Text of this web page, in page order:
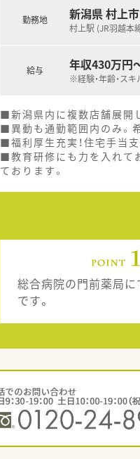
勤務地 新潟県 村上市
村上駅 (JR羽越本
給与 年収430万円
※経験・年齢・ス
■新潟県内に複数店舗展開
■異動も通勤範囲内のみ。
■福利厚生充実！住宅手当
■教育研修にも力を入れて
ております。
総合病院の門前薬局
です。